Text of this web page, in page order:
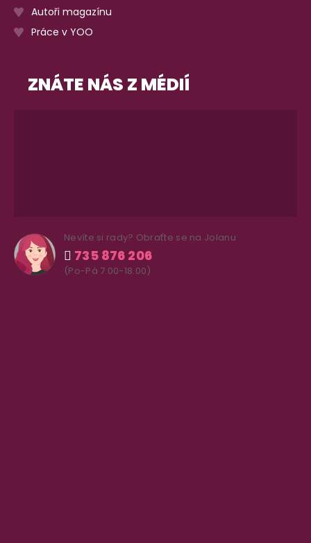
Autoři magazínu
Práce v YOO
ZNÁTE NÁS Z MÉDIÍ
Nevíte si rady? Obraťte se na Jolanu
735 876 206
(Po-Pá 7.00-18.00)